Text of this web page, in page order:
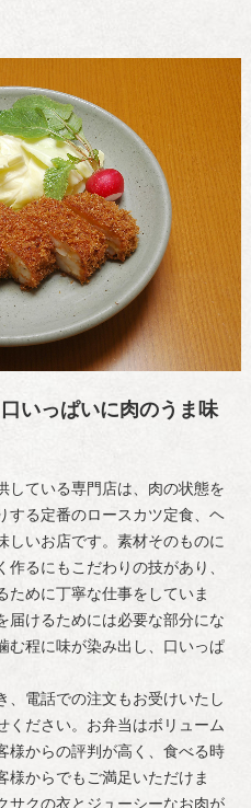
いっぱいに肉のうま味
している専門店は、肉の状態を
する定番のロースカツ定食、ヘ
しいお店です。素材そのものに
るにもこだわりの技があり、
ために丁寧な仕事をしていま
届けるためには必要な部分にな
む程に味が染み出し、口いっぱ
、電話での注文もお受けいたし
ください。お弁当はボリューム
様からの評判が高く、食べる時
様からでもご満足いただけま
サクの衣とジューシーなお肉が